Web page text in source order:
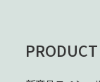
PRODUCT